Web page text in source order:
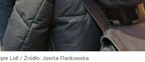
Lidl / Źródło: Jowita Flankowska